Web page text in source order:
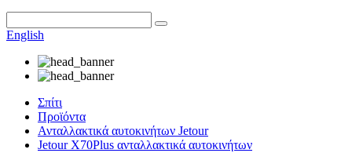
English
Σπίτι
Προϊόντα
Ανταλλακτικά αυτοκινήτων Jetour
Jetour X70Plus ανταλλακτικά αυτοκινήτων